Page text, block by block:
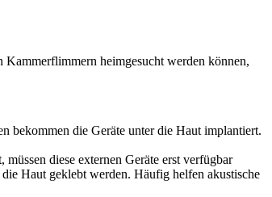
heimgesucht werden können,
bekommen die Geräte unter die Haut implantiert.
diese externen Geräte erst verfügbar
Haut geklebt werden. Häufig helfen akustische